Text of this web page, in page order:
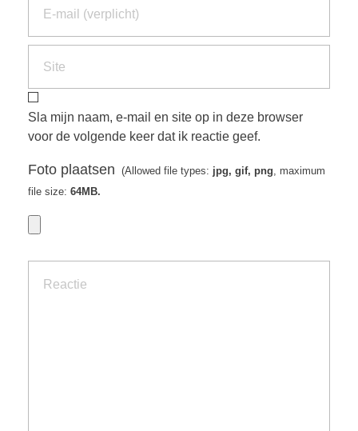
Sla mijn naam, e-mail en site op in deze browser
voor de volgende keer dat ik reactie geef.
Foto plaatsen (Allowed file types: jpg, gif, png, maximum
file size: 64MB.